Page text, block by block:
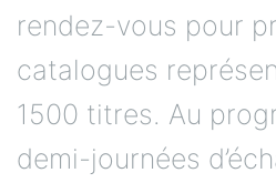
rendez-vous pour
catalogues
1500 titres. Au
demi-journées